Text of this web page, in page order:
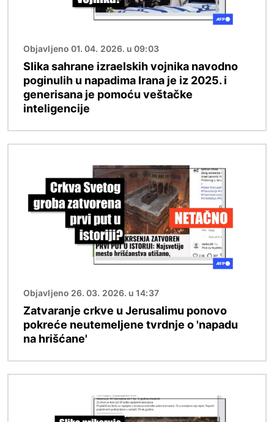
Objavljeno 01. 04. 2026. u 09:03
Slika sahrane izraelskih vojnika navodno
poginulih u napadima Irana je iz 2025. i
generisana je pomoću veštačke
inteligencije
Objavljeno 26. 03. 2026. u 14:37
Zatvaranje crkve u Jerusalimu ponovo
pokreće neutemeljene tvrdnje o 'napadu
na hrišćane'